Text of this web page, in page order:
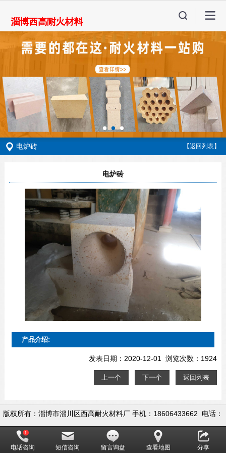
电炉砖 【返回列表】
电炉砖
产品介绍:
发表日期：2020-12-01 浏览次数：1924
上一个 下一个 返回列表
版权所有：淄博市淄川区西高耐火材料厂 手机：18606433662 电话：
0533-5558722 地址：淄博市淄川区昆仑镇西高村
网址：www.ziboyingdegas.com
电话咨询 短信咨询 留言询盘 查看地图 分享